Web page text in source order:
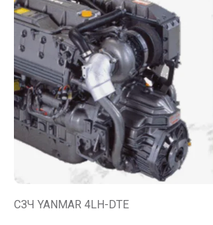
СЗЧ YANMAR 4LH-DTE